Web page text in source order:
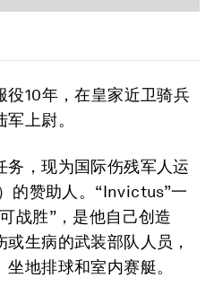
役10年，在皇家近卫骑兵
上尉。
务，现为国际伤残军人运
的赞助人。“Invictus”一
战胜”，是他自己创造
生病的武装部队人员，
地排球和室内赛艇。